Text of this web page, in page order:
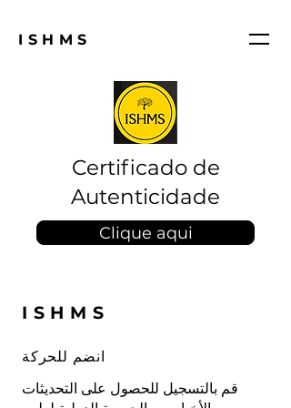
ISHMS
Certificado de
Autenticidade
Clique aqui
ISHMS
انضم للحركة
قم بالتسجيل للحصول على التحديثات